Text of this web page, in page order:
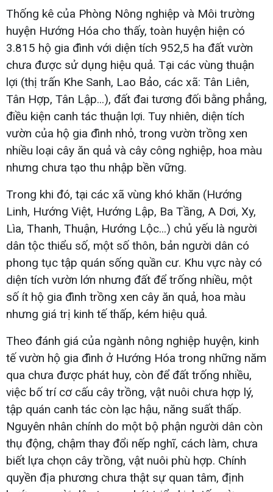
Thống kê của Phòng Nông nghiệp và Môi trường
huyện Hướng Hóa cho thấy, toàn huyện hiện có
3.815 hộ gia đình với diện tích 952,5 ha đất vườn
chưa được sử dụng hiệu quả. Tại các vùng thuận
lợi (thị trấn Khe Sanh, Lao Bảo, các xã: Tân Liên,
Tân Hợp, Tân Lập...), đất đai tương đối bằng phẳng,
điều kiện canh tác thuận lợi. Tuy nhiên, diện tích
vườn của hộ gia đình nhỏ, trong vườn trồng xen
nhiều loại cây ăn quả và cây công nghiệp, hoa màu
nhưng chưa tạo thu nhập bền vững.
Trong khi đó, tại các xã vùng khó khăn (Hướng
Linh, Hướng Việt, Hướng Lập, Ba Tầng, A Dơi, Xy,
Lìa, Thanh, Thuận, Hướng Lộc...) chủ yếu là người
dân tộc thiểu số, một số thôn, bản người dân có
phong tục tập quán sống quần cư. Khu vực này có
diện tích vườn lớn nhưng đất để trống nhiều, một
số ít hộ gia đình trồng xen cây ăn quả, hoa màu
nhưng giá trị kinh tế thấp, kém hiệu quả.
Theo đánh giá của ngành nông nghiệp huyện, kinh
tế vườn hộ gia đình ở Hướng Hóa trong những năm
qua chưa được phát huy, còn để đất trống nhiều,
việc bố trí cơ cấu cây trồng, vật nuôi chưa hợp lý,
tập quán canh tác còn lạc hậu, năng suất thấp.
Nguyên nhân chính do một bộ phận người dân còn
thụ động, chậm thay đổi nếp nghĩ, cách làm, chưa
biết lựa chọn cây trồng, vật nuôi phù hợp. Chính
quyền địa phương chưa thật sự quan tâm, định